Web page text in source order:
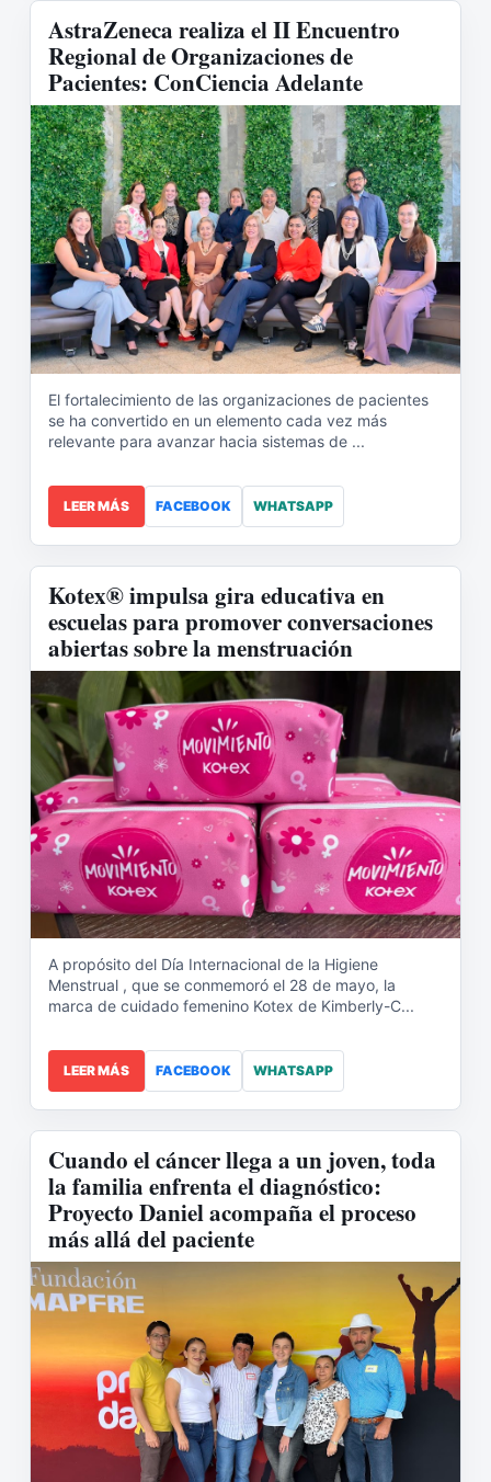
AstraZeneca realiza el II Encuentro
Regional de Organizaciones de
Pacientes: ConCiencia Adelante
El fortalecimiento de las organizaciones de pacientes
se ha convertido en un elemento cada vez más
relevante para avanzar hacia sistemas de ...
LEER MÁS FACEBOOK WHATSAPP
Kotex® impulsa gira educativa en
escuelas para promover conversaciones
abiertas sobre la menstruación
A propósito del Día Internacional de la Higiene
Menstrual , que se conmemoró el 28 de mayo, la
marca de cuidado femenino Kotex de Kimberly-C...
LEER MÁS FACEBOOK WHATSAPP
Cuando el cáncer llega a un joven, toda
la familia enfrenta el diagnóstico:
Proyecto Daniel acompaña el proceso
más allá del paciente